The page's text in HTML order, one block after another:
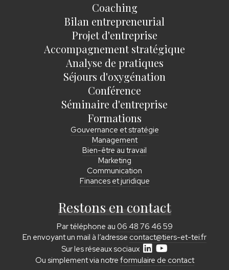
Coaching
Bilan entrepreneurial
Projet d'entreprise
Accompagnement stratégique
Analyse de pratiques
Séjours d'oxygénation
Conférence
Séminaire d'entreprise
Formations
Gouvernance et stratégie
Management
Bien-être au travail
Marketing
Communication
Finances et juridique
Restons en contact
Par téléphone au 06 48 76 46 59
En envoyant un mail à l’adresse contact@tiers-et-tei.fr
Sur les réseaux sociaux
Ou simplement via notre formulaire de contact